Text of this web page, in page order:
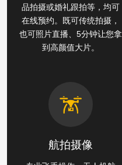
品拍摄或婚礼跟拍等，均可
在线预约。既可传统拍摄，
也可照片直播、5分钟让您拿
到高颜值大片。
航拍摄像